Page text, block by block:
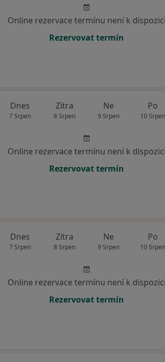
Online rezervace termínu není k dispozici
Rezervovat termín
Dnes
7 Srpen
Zítra
8 Srpen
Ne
9 Srpen
Po
10 Srpen
Online rezervace termínu není k dispozici
Rezervovat termín
Dnes
7 Srpen
Zítra
8 Srpen
Ne
9 Srpen
Po
10 Srpen
Online rezervace termínu není k dispozici
Rezervovat termín